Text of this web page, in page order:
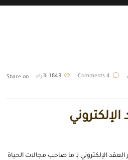
4 Comments الآراء Share on
الإلكتروني لِـ ما صاحب مجالات الحياة